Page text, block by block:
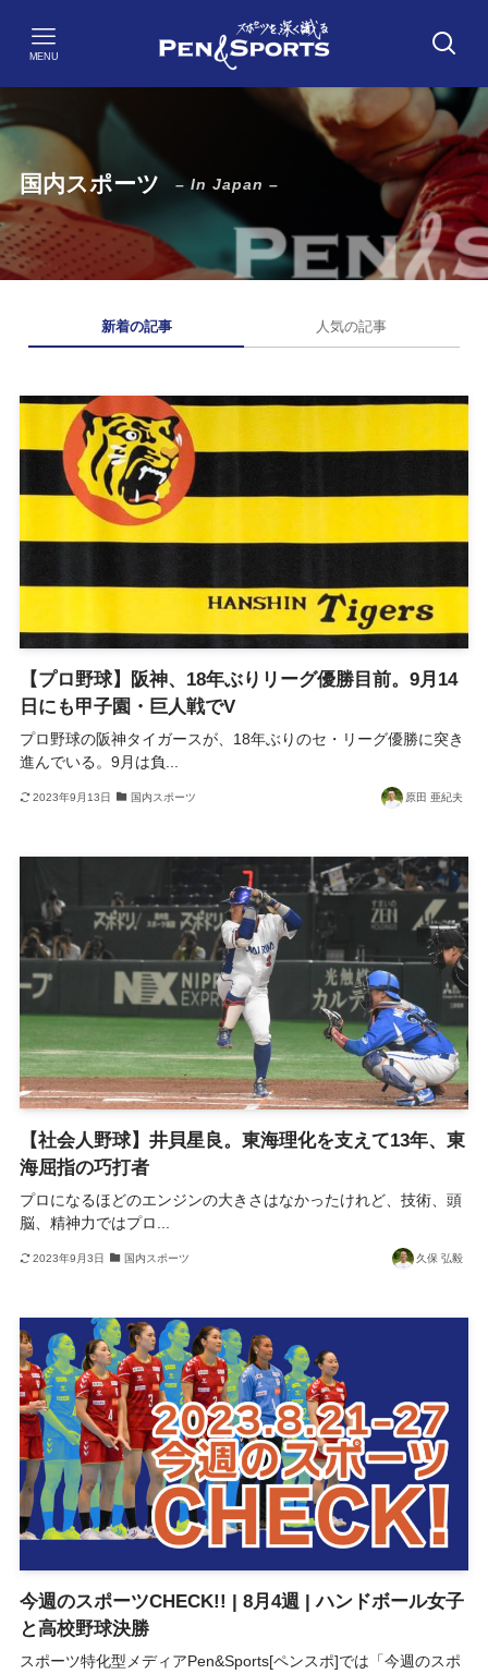
MENU
国内スポーツ – In Japan –
新着の記事 人気の記事
【プロ野球】阪神、18年ぶりリーグ優勝目前。9月14
日にも甲子園・巨人戦でV
プロ野球の阪神タイガースが、18年ぶりのセ・リーグ優勝に突き
進んでいる。9月は負...
2023年9月13日 国内スポーツ 原田 亜紀夫
【社会人野球】井貝星良。東海理化を支えて13年、東
海屈指の巧打者
プロになるほどのエンジンの大きさはなかったけれど、技術、頭
脳、精神力ではプロ...
2023年9月3日 国内スポーツ 久保 弘毅
今週のスポーツCHECK!! | 8月4週 | ハンドボール女子
と高校野球決勝
スポーツ特化型メディアPen&Sports[ペンスポ]では「今週のスポ